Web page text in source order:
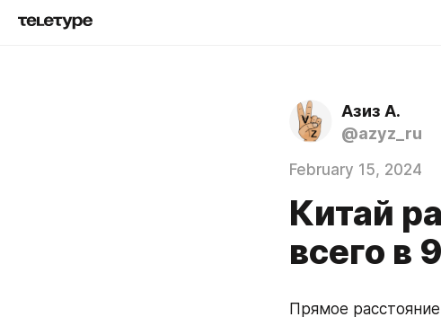
Азиз А.
@azyz_ru
February 15, 2024
Китай
всего в
Прямое